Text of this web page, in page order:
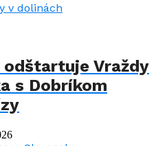
odštartuje Vraždy
s Dobríkom